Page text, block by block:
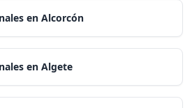
en Alcorcón
en Algete